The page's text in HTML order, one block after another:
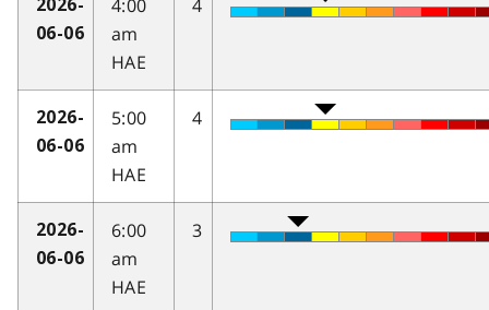
2026-
06-06
4:00
am
HAE
4
2026-
06-06
5:00
am
HAE
4
2026-
06-06
6:00
am
HAE
3